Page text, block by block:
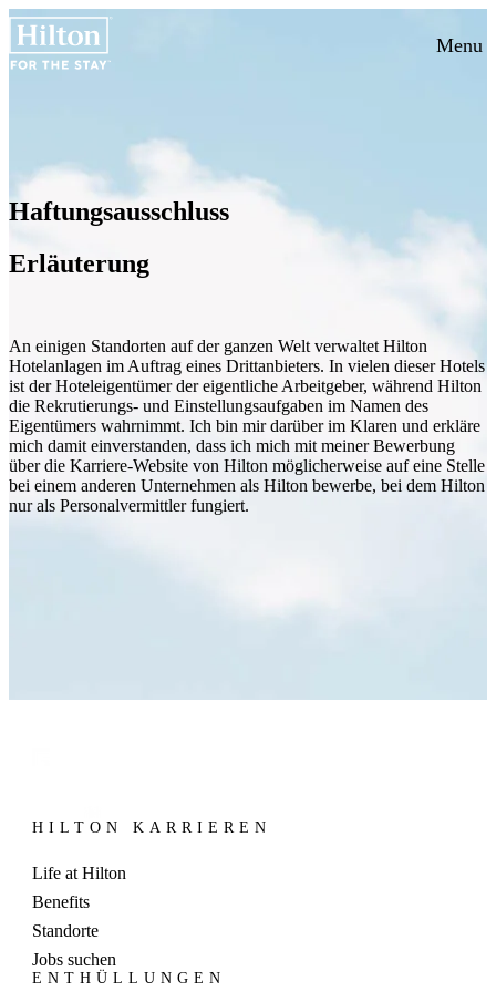
Menu
Haftungsausschluss
Erläuterung
An einigen Standorten auf der ganzen Welt verwaltet Hilton
Hotelanlagen im Auftrag eines Drittanbieters. In vielen dieser Hotels
ist der Hoteleigentümer der eigentliche Arbeitgeber, während Hilton
die Rekrutierungs- und Einstellungsaufgaben im Namen des
Eigentümers wahrnimmt. Ich bin mir darüber im Klaren und erkläre
mich damit einverstanden, dass ich mich mit meiner Bewerbung
über die Karriere-Website von Hilton möglicherweise auf eine Stelle
bei einem anderen Unternehmen als Hilton bewerbe, bei dem Hilton
nur als Personalvermittler fungiert.
HILTON KARRIEREN
Life at Hilton
Benefits
Standorte
Jobs suchen
ENTHÜLLUNGEN